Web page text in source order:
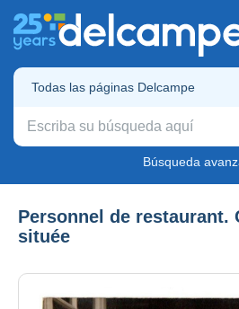
Todas las páginas Delcampe
Búsqueda
Personnel de restaurant.
située